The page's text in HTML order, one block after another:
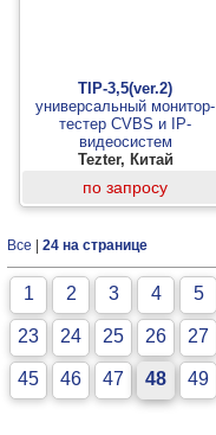
TIP-3,5(ver.2)
универсальный монитор-
тестер CVBS и IP-
видеосистем
Tezter, Китай
по запросу
Все 24 на странице
1 2 3 4 5
23 24 25 26 27
45 46 47 48 49